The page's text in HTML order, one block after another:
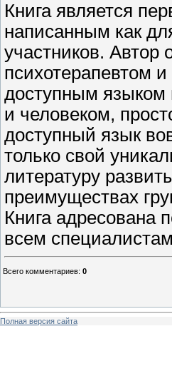
Книга является
написанным как
участников. Автор
психотерапевтом
доступным языком
и человеком,
доступный язык
только свой
литературу
преимуществах
Книга адресована
всем
Всего комментариев: 0
Полная версия сайта